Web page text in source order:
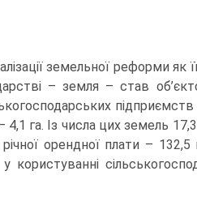
земельної реформи як
– земля – став
га. Із числа цих земель
орендної плати –